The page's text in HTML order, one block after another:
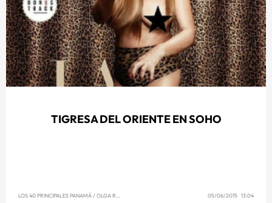
TIGRESA DEL ORIENTE EN SOHO
LOS 40 PRINCIPALES PANAMÁ/ OLGA REYNA 05/06/2015 13:04